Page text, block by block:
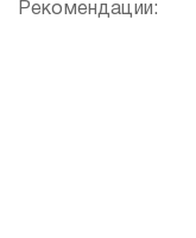
Рекомендации: